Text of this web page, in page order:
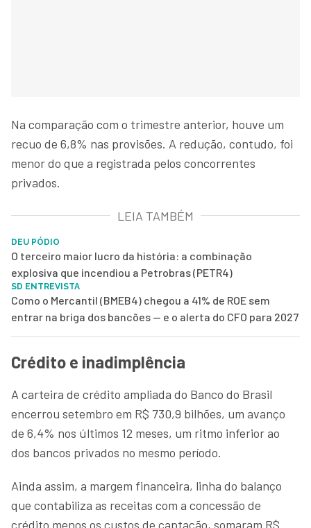
Na comparação com o trimestre anterior, houve um
recuo de 6,8% nas provisões. A redução, contudo, foi
menor do que a registrada pelos concorrentes
privados.
LEIA TAMBÉM
DEU PÓDIO
O terceiro maior lucro da história: a combinação
explosiva que incendiou a Petrobras (PETR4)
SD ENTREVISTA
Como o Mercantil (BMEB4) chegou a 41% de ROE sem
entrar na briga dos bancões — e o alerta do CFO para 2027
Crédito e inadimplência
A carteira de crédito ampliada do Banco do Brasil
encerrou setembro em R$ 730,9 bilhões, um avanço
de 6,4% nos últimos 12 meses, um ritmo inferior ao
dos bancos privados no mesmo período.
Ainda assim, a margem financeira, linha do balanço
que contabiliza as receitas com a concessão de
crédito menos os custos de captação, somaram R$